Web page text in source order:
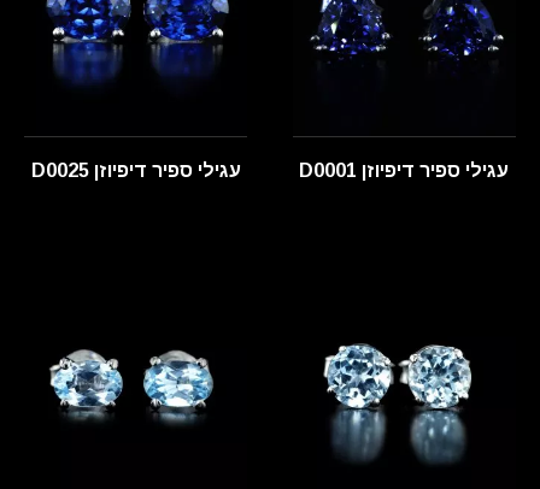
עגילי ספיר דיפיוזן D0001 עגילי ספיר דיפיוזן D0025